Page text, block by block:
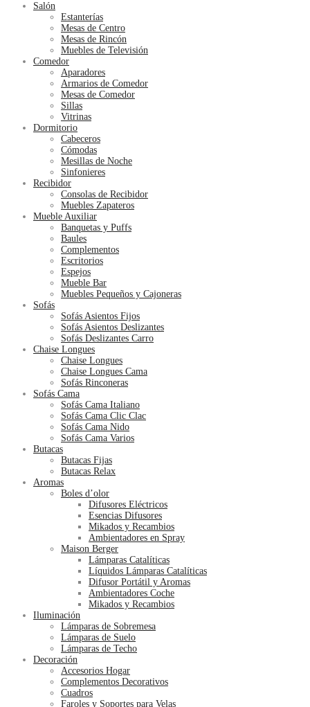
Salón
Estanterías
Mesas de Centro
Mesas de Rincón
Muebles de Televisión
Comedor
Aparadores
Armarios de Comedor
Mesas de Comedor
Sillas
Vitrinas
Dormitorio
Cabeceros
Cómodas
Mesillas de Noche
Sinfonieres
Recibidor
Consolas de Recibidor
Muebles Zapateros
Mueble Auxiliar
Banquetas y Puffs
Baules
Complementos
Escritorios
Espejos
Mueble Bar
Muebles Pequeños y Cajoneras
Sofás
Sofás Asientos Fijos
Sofás Asientos Deslizantes
Sofás Deslizantes Carro
Chaise Longues
Chaise Longues
Chaise Longues Cama
Sofás Rinconeras
Sofás Cama
Sofás Cama Italiano
Sofás Cama Clic Clac
Sofás Cama Nido
Sofás Cama Varios
Butacas
Butacas Fijas
Butacas Relax
Aromas
Boles d’olor
Difusores Eléctricos
Esencias Difusores
Mikados y Recambios
Ambientadores en Spray
Maison Berger
Lámparas Catalíticas
Líquidos Lámparas Catalíticas
Difusor Portátil y Aromas
Ambientadores Coche
Mikados y Recambios
Iluminación
Lámparas de Sobremesa
Lámparas de Suelo
Lámparas de Techo
Decoración
Accesorios Hogar
Complementos Decorativos
Cuadros
Faroles y Soportes para Velas